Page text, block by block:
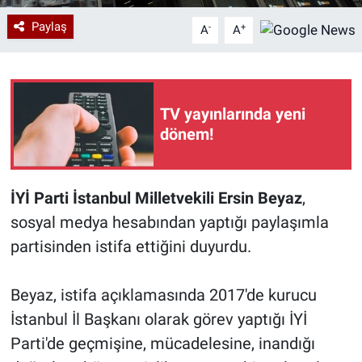
Paylaş A- A+
TV yayınlarında yeni
dönem!
İYİ Parti İstanbul Milletvekili Ersin Beyaz,
sosyal medya hesabından yaptığı paylaşımla
partisinden istifa ettiğini duyurdu.
Beyaz, istifa açıklamasında 2017'de kurucu
İstanbul İl Başkanı olarak görev yaptığı İYİ
Parti'de geçmişine, mücadelesine, inandığı